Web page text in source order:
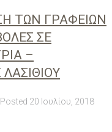
ΤΩΝ ΓΡΑΦΕΙΩΝ
ΣΕ
–
Posted 20 Ιουλίου, 2018